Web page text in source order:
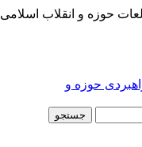
حوزه و انقلاب اسلامی
جستجو